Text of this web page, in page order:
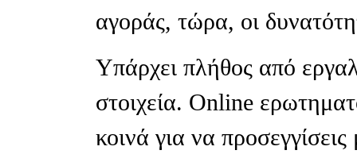
αγοράς, τώρα, οι
Υπάρχει πλήθος από
στοιχεία. Online
κοινά για να